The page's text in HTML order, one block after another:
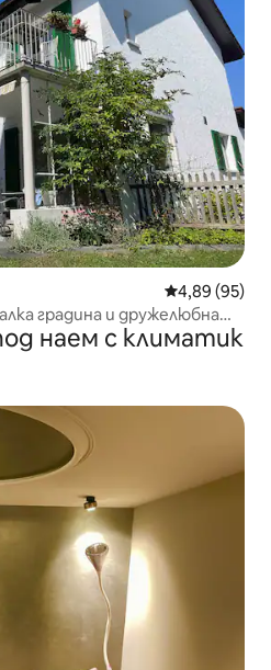
Средна
4,89 (95)
градина и дружелюбна
наем с климатик
гостите